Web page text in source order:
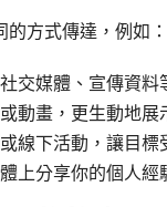
方式傳達，例如：
交媒體、宣傳資料
動畫，更生動地展
線下活動，讓目標
上分享你的個人經